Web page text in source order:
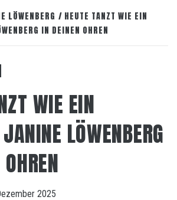
LÖWENBERG
HEUTE TANZT WIE EIN
IN DEINEN OHREN
WIE EIN
LÖWENBERG
2025